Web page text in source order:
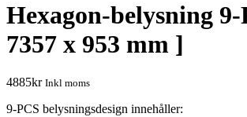
Hexagon-belysning 9-
7357 x 953 mm ]
4885kr Inkl moms
9-PCS belysningsdesign innehåller: